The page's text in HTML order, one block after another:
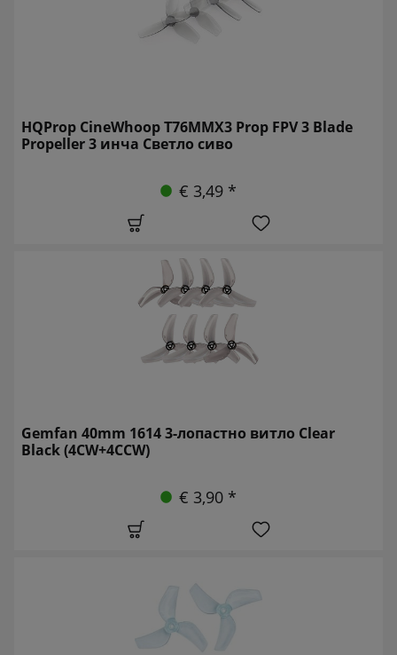
HQProp CineWhoop T76MMX3 Prop FPV 3 Blade
Propeller 3 инча Светло сиво
€ 3,49 *
Gemfan 40mm 1614 3-лопастно витло Clear
Black (4CW+4CCW)
€ 3,90 *